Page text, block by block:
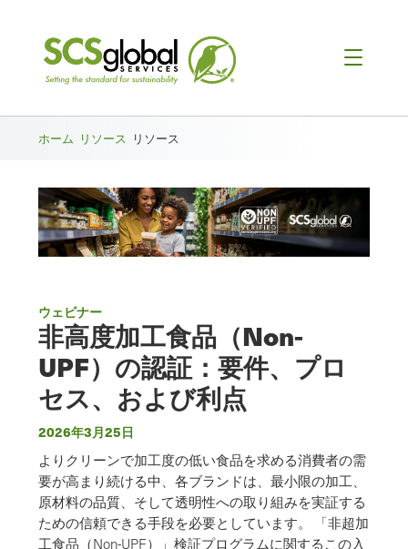
ホーム リソース リソース
ウェビナー
非高度加工食品（Non-
UPF）の認証：要件、プロ
セス、および利点
2026年3月25日
よりクリーンで加工度の低い食品を求める消費者の需
要が高まり続ける中、各ブランドは、最小限の加工、
原材料の品質、そして透明性への取り組みを実証する
ための信頼できる手段を必要としています。 「非超加
工食品（Non-UPF）」検証プログラムに関するこの入